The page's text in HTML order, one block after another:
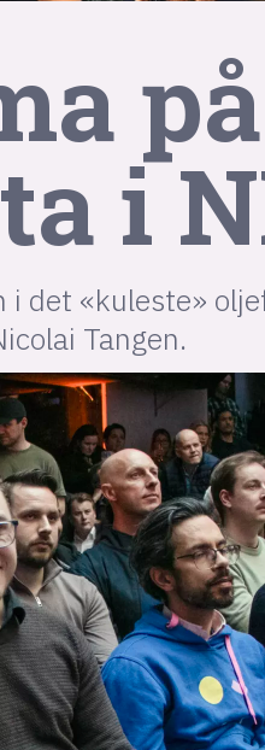
i
det «kuleste»
Tangen.
ukas koder